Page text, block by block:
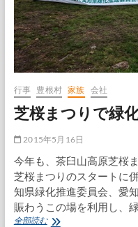
行事 豊根村 家族 会社
芝桜まつりで緑
2015年5月16日
今年も、茶臼山高原芝桜
芝桜まつりのスタートに
知県緑化推進委員会、愛
賑わうこの場を利用し、
全部読む芝